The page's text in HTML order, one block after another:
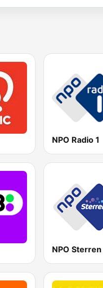
NPO Radio 1
NPO Sterren